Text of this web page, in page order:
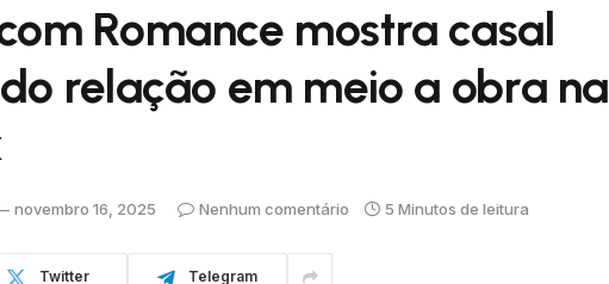
Romance mostra casal
relação em meio a obra
novembro 16, 2025 Nenhum comentário 5 Minutos de leitura
Twitter Telegram